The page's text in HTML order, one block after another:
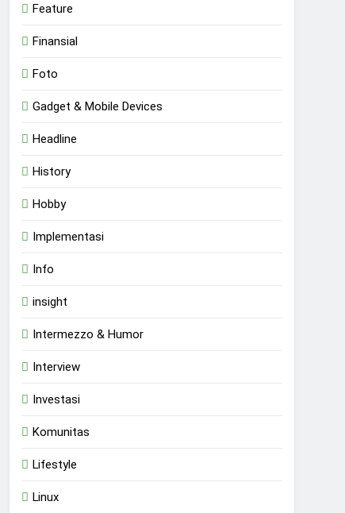
Feature
Finansial
Foto
Gadget & Mobile Devices
Headline
History
Hobby
Implementasi
Info
insight
Intermezzo & Humor
Interview
Investasi
Komunitas
Lifestyle
Linux